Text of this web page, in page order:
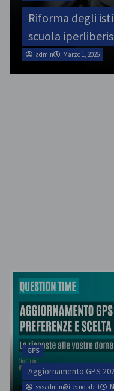
SINATAS
il 31 luglio
admin Marzo 1, 2026
GPS
Aggiornamento GPS
sysadmin@itecnolab.it